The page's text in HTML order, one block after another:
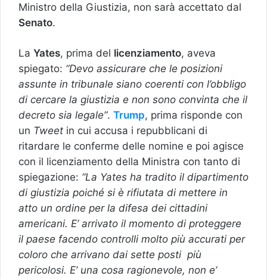
Ministro della Giustizia, non sarà accettato dal
Senato.
La Yates, prima del licenziamento, aveva
spiegato: “Devo assicurare che le posizioni
assunte in tribunale siano coerenti con l’obbligo
di cercare la giustizia e non sono convinta che il
decreto sia legale”. Trump, prima risponde con
un Tweet in cui accusa i repubblicani di
ritardare le conferme delle nomine e poi agisce
con il licenziamento della Ministra con tanto di
spiegazione: “La Yates ha tradito il dipartimento
di giustizia poiché si è rifiutata di mettere in
atto un ordine per la difesa dei cittadini
americani. E’ arrivato il momento di proteggere
il paese facendo controlli molto più accurati per
coloro che arrivano dai sette posti più
pericolosi. E’ una cosa ragionevole, non e’